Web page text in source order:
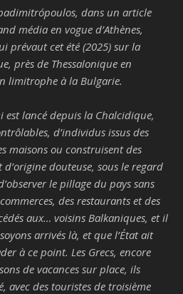
dans un article
média en vogue d’Athènes,
prévaut cet été (2025) sur la
près de Thessalonique en
limitrophe à la Bulgarie.
est lancé depuis la Chalcidique,
d’individus issus des
maisons ou construisent des
d’origine douteuse, sous le regard
le pillage du pays sans
des restaurants et des
aux… voisins Balkaniques, et il
arrivés là, et que l’État ait
à ce point. Les Grecs, encore
de vacances sur place, ils
avec des touristes de troisième